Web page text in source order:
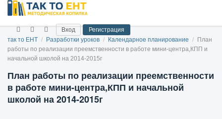
Вход
Регистрация
так то ЕНТ / Разработки уроков / Календарное планирование /
План
работы по реализации преемственности в работе мини-центра,КПП и
начальной школой на 2014-2015г
План работы по реализации преемственности
в работе мини-центра,КПП и начальной
школой на 2014-2015г